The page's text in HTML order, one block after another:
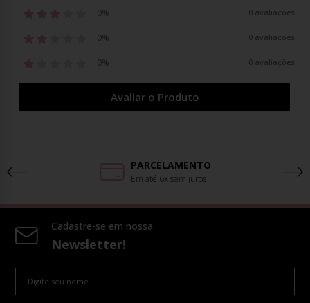
0% 0 avaliações
0% 0 avaliações
0% 0 avaliações
Avaliar o Produto
PARCELAMENTO
Em até 6x sem juros
Cadastre-se em nossa
Newsletter!